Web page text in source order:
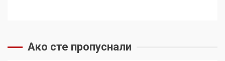
Ако сте пропуснали